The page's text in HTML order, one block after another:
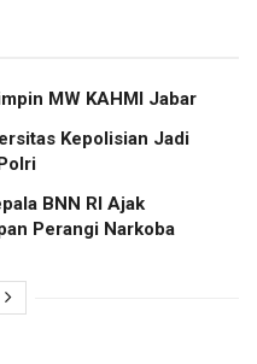
MW KAHMI Jabar
Kepolisian Jadi
BNN RI Ajak
Perangi Narkoba